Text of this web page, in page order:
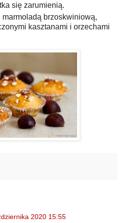
się zarumienią.
brzoskwiniową,
kasztanami i orzechami
2020 15:55